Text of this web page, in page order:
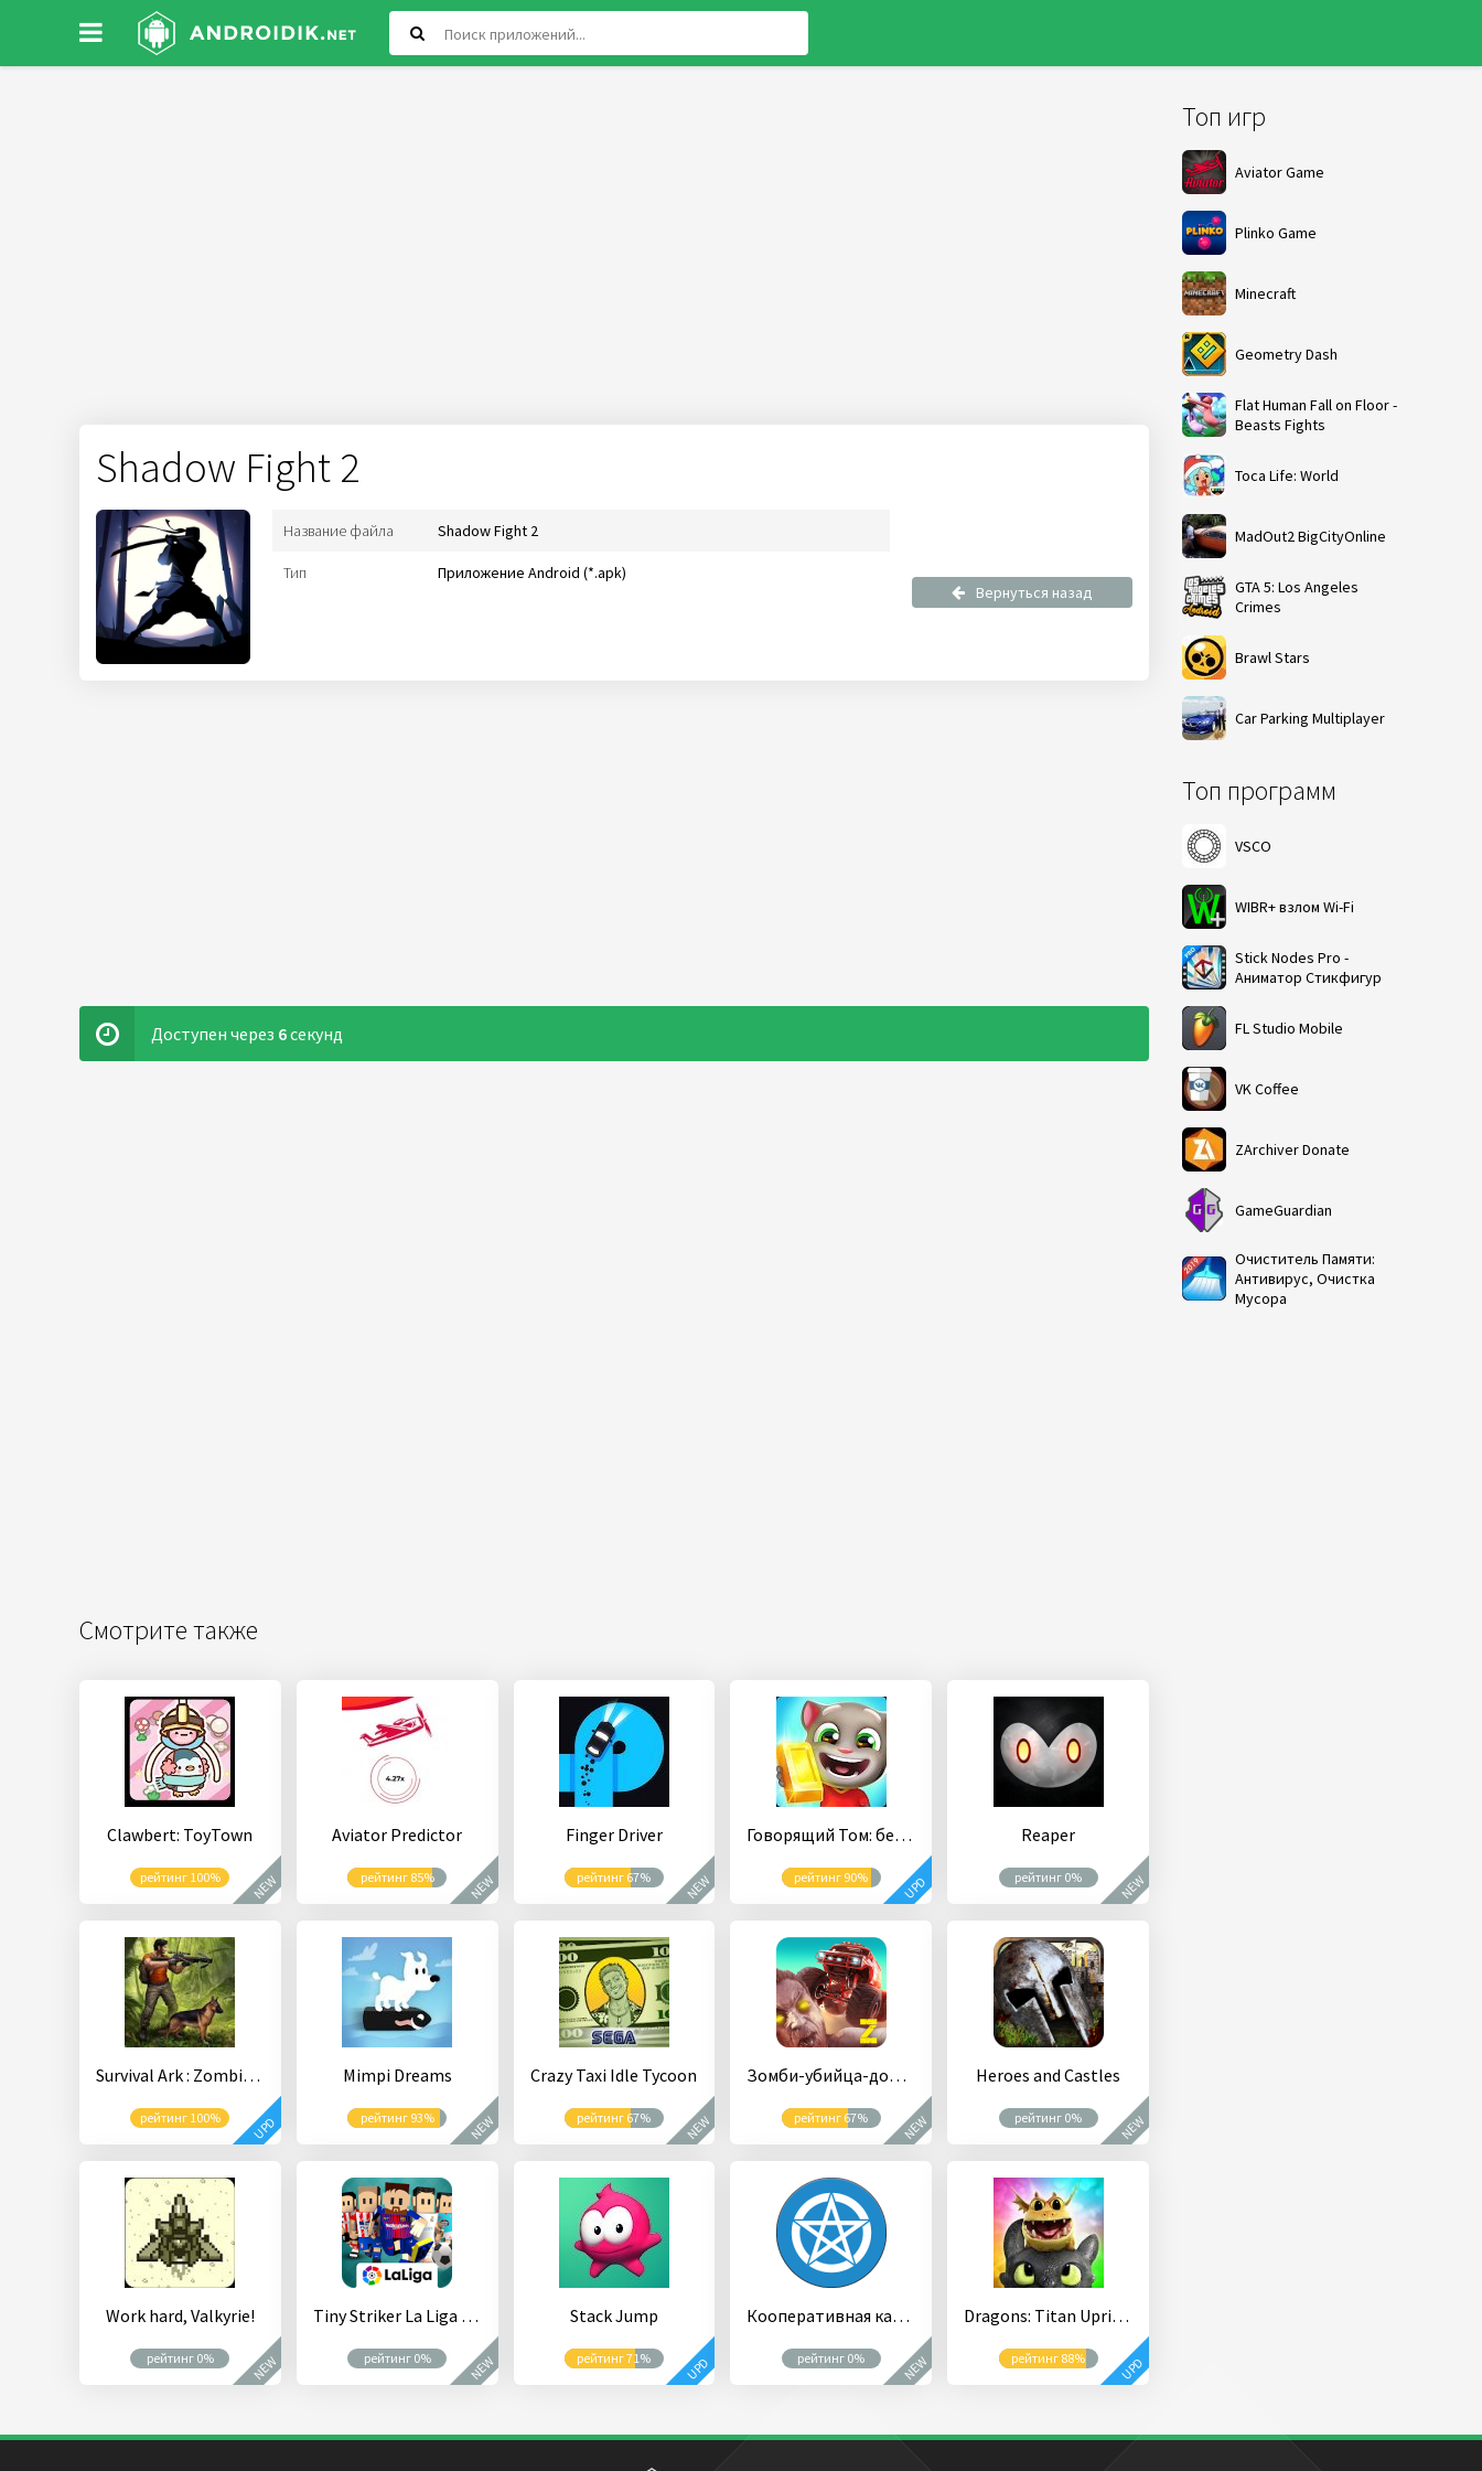
Топ игр
Aviator Game
Plinko Game
Minecraft
Geometry Dash
Flat Human Fall on Floor -
Beasts Fights
Toca Life: World
MadOut2 BigCityOnline
GTA 5: Los Angeles
Crimes
Brawl Stars
Car Parking Multiplayer
Топ программ
VSCO
WIBR+ взлом Wi-Fi
Stick Nodes Pro -
Аниматор Стикфигур
FL Studio Mobile
VK Coffee
ZArchiver Donate
GameGuardian
Очиститель Памяти:
Антивирус, Очистка
Мусора
Shadow Fight 2
Название файла Shadow Fight 2
Тип
Приложение Android (*.apk)
Вернуться назад
Доступен через 6секунд
Смотрите также
Clawbert: ToyTown
рейтинг 100% NEW
Aviator Predictor
рейтинг 85% NEW
Finger Driver
рейтинг 67% NEW
Говорящий Том: бег за золотом
рейтинг 90% UPD
Reaper
рейтинг 0% NEW
Survival Ark : Zombie Plague Island
рейтинг 100% UPD
Mimpi Dreams
рейтинг 93% NEW
Crazy Taxi Idle Tycoon
рейтинг 67% NEW
Зомби-убийца-дорожный жнец
рейтинг 67% NEW
Heroes and Castles
рейтинг 0% NEW
Work hard, Valkyrie!
рейтинг 0% NEW
Tiny Striker La Liga - Best Penalty Shootout Game
рейтинг 0% NEW
Stack Jump
рейтинг 71% UPD
Кооперативная карточная игра «Досье Дрездена»
рейтинг 0% NEW
Dragons: Titan Uprising
рейтинг 88% UPD